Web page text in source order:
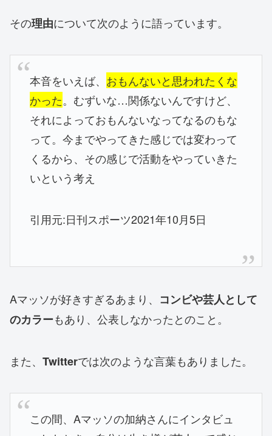
その理由について次のように語っています。
本音をいえば、 おもんないと思われたくな
かった。むずいな…関係ないんですけど、
それによっておもんないなってなるのもな
って。今までやってきた感じでは変わって
くるから、その感じで活動をやっていきた
いという考え
引用元:日刊スポーツ2021年10月5日
Aマッソが好きすぎるあまり、 コンビや芸人として
のカラーもあり、公表しなかったとのこと。
また、 Twitterでは次のような言葉もありました。
この間、Aマッソの加納さんにインタビュ